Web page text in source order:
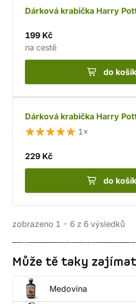
Dárková krabička Harry
199 Kč
na cestě
do
Dárková krabička Harry
1×
229 Kč
do
zobrazeno 1 - 6 z 6 výsledků
Může tě taky zajímat
Medovina